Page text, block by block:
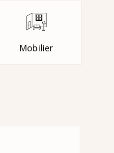
Mobilier